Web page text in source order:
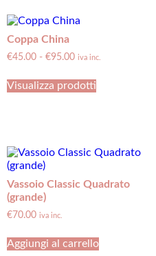
Coppa China
€45.00 - €95.00 iva inc.
Visualizza prodotti
Vassoio Classic Quadrato
(grande)
€70.00 iva inc.
Aggiungi al carrello